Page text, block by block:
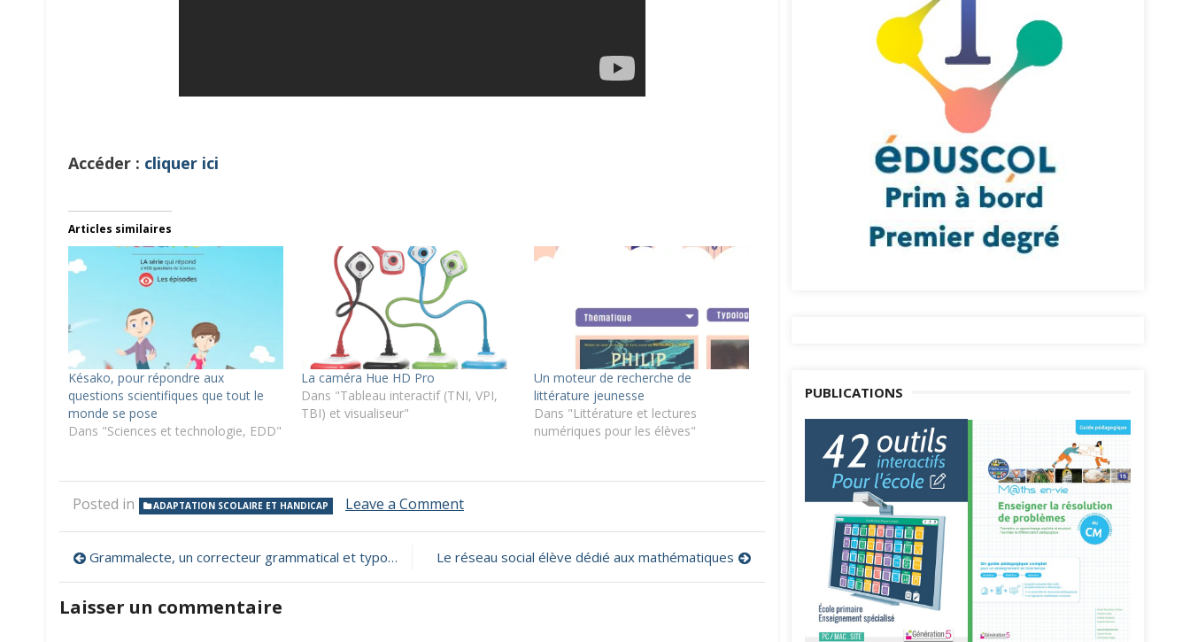
Accéder : cliquer ici
Articles similaires
Késako, pour répondre aux
questions scientifiques que tout le
monde se pose
Dans "Sciences et technologie, EDD"
La caméra Hue HD Pro
Dans "Tableau interactif (TNI, VPI,
TBI) et visualiseur"
Un moteur de recherche de
littérature jeunesse
Dans "Littérature et lectures
numériques pour les élèves"
Posted in ADAPTATION SCOLAIRE ET HANDICAP Leave a Commenton
petit
frère
Navigation
de
l’article
Grammalecte, un correcteur grammatical et typographique Le réseau social élève dédié aux mathématiques
Laisser un commentaire
PUBLICATIONS